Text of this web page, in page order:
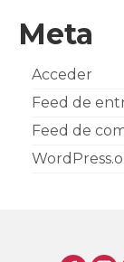
Meta
Acceder
Feed de
Feed de